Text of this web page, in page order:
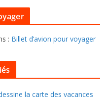
: Billet d’avion pour voyager
la carte des vacances